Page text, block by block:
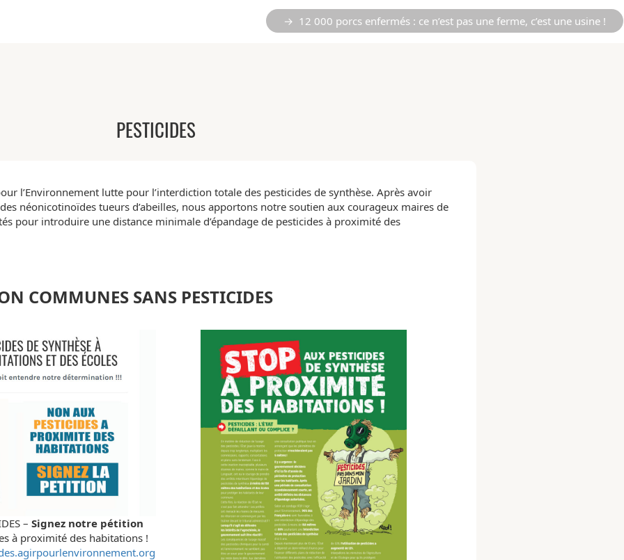
→ 12 000 porcs enfermés : ce n’est pas une ferme, c’est une usine !
PESTICIDES
l’Environnement lutte pour l’interdiction totale des pesticides de synthèse. Après avoir
néonicotinoïdes tueurs d’abeilles, nous apportons notre soutien aux courageux maires de
pour introduire une distance minimale d’épandage de pesticides à proximité des
COMMUNES SANS PESTICIDES
– Signez notre pétition
à proximité des habitations !